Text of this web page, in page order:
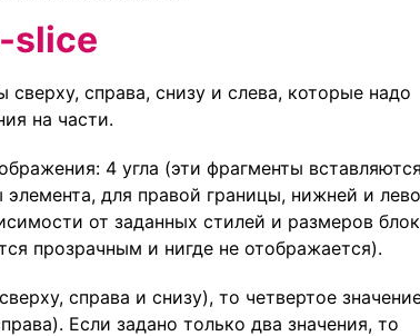
slice
сверху, справа, снизу и слева, которые надо
на части.
4 угла (эти фрагменты вставляются
для правой границы, нижней и
от заданных стилей и размеров
прозрачным и нигде не отображается).
справа и снизу), то четвертое
Если задано только два значения, то